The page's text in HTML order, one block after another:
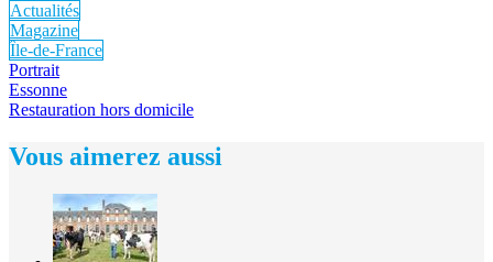
Actualités
Magazine
Île-de-France
Portrait
Essonne
Restauration hors domicile
Vous aimerez aussi